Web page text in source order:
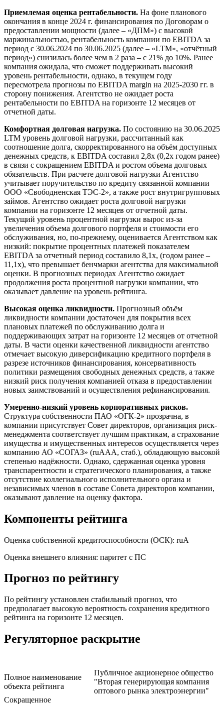
Приемлемая оценка рентабельности. На фоне планового
окончания в конце 2024 г. финансирования по Договорам о
предоставлении мощности (далее – «ДПМ») с высокой
маржинальностью, рентабельность компании по EBITDA за
период с 30.06.2024 по 30.06.2025 (далее – «LTM», «отчётный
период») снизилась более чем в 2 раза – с 21% до 10%. Ранее
компания ожидала, что сможет поддерживать высокий
уровень рентабельности, однако, в текущем году
пересмотрела прогнозы по EBITDA margin на 2025-2030 гг. в
сторону понижения. Агентство не ожидает роста
рентабельности по EBITDA на горизонте 12 месяцев от
отчетной даты.
Комфортная долговая нагрузка. По состоянию на 30.06.2025
LTM уровень долговой нагрузки, рассчитанный как
соотношение долга, скорректированного на объём доступных
денежных средств, к EBITDA составил 2,8х (0,2х годом ранее)
в связи с сокращением EBITDA и ростом объема долговых
обязательств. При расчете долговой нагрузки Агентство
учитывает поручительство по кредиту связанной компании
ООО «Свободненская ТЭС-2», а также рост внутригрупповых
займов. Агентство ожидает роста долговой нагрузки
компании на горизонте 12 месяцев от отчетной даты.
Текущий уровень процентной нагрузки вырос из-за
увеличения объема долгового портфеля и стоимости его
обслуживания, но, по-прежнему, оценивается Агентством как
низкий: покрытие процентных платежей показателем
EBITDA за отчетный период составило 8,1х, (годом ранее –
11,1х), что превышает бенчмарки агентства для максимальной
оценки. В прогнозных периодах Агентство ожидает
продолжения роста процентной нагрузки компании, что
оказывает давление на уровень рейтинга.
Высокая оценка ликвидности. Прогнозный объём
ликвидности компании достаточен для покрытия всех
плановых платежей по обслуживанию долга и
поддерживающих затрат на горизонте 12 месяцев от отчетной
даты. В части оценки качественной ликвидности агентство
отмечает высокую диверсификацию кредитного портфеля в
разрезе источников финансирования, консервативность
политики размещения свободных денежных средств, а также
низкий риск получения компанией отказа в предоставлении
новых заимствований и осуществления рефинансирования.
Умеренно-низкий уровень корпоративных рисков.
Структура собственности ПАО «ОГК-2» прозрачна, в
компании присутствует Совет директоров, организация риск-
менеджмента соответствует лучшим практикам, а страхование
имущества и имущественных интересов осуществляется через
компанию АО «СОГАЗ» (ruAAA, стаб.), обладающую высокой
степенью надёжности. Однако, сдержанная оценка уровня
транспарентности и стратегического планирования, а также
отсутствие коллегиального исполнительного органа и
независимых членов в составе Совета директоров компании,
оказывают давление на оценку фактора.
Компоненты рейтинга
Оценка собственной кредитоспособности (ОСК): ruА
Оценка внешнего влияния: паритет с ПС
Прогноз по рейтингу
По рейтингу установлен стабильный прогноз, что
предполагает высокую вероятность сохранения кредитного
рейтинга на горизонте 12 месяцев.
Регуляторное раскрытие
Полное наименование
объекта рейтинга
Публичное акционерное общество
"Вторая генерирующая компания
оптового рынка электроэнергии"
Сокращенное